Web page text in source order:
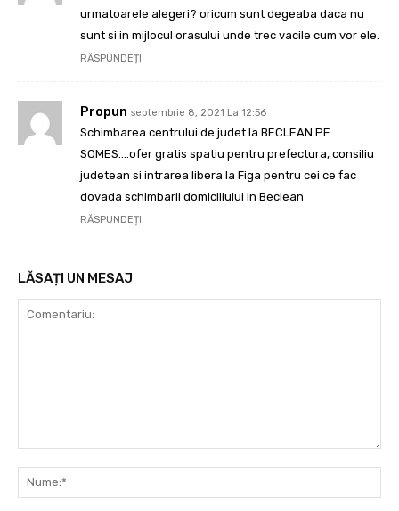
urmatoarele alegeri? oricum sunt degeaba daca nu
sunt si in mijlocul orasului unde trec vacile cum vor ele.
RĂSPUNDEȚI
Propun septembrie 8, 2021 La 12:56
Schimbarea centrului de judet la BECLEAN PE
SOMES….ofer gratis spatiu pentru prefectura, consiliu
judetean si intrarea libera la Figa pentru cei ce fac
dovada schimbarii domiciliului in Beclean
RĂSPUNDEȚI
LĂSAȚI UN MESAJ